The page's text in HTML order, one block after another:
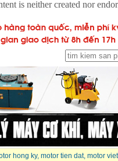
hong ky, motor tien dat, motor